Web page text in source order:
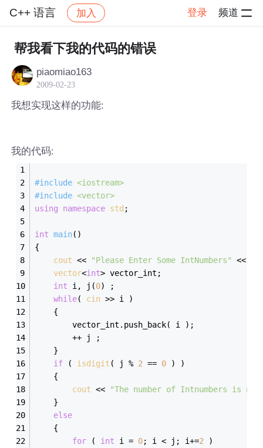
C++ 语言 加入 登录 频道
社区 C++ 语言 帖子详情
帮我看下我的代码的错误
piaomiao163
2009-02-23
我想实现这样的功能:
我的代码:
#include <iostream>
#include <vector>
using
namespace std ;
int main()
{
cout << "Please Enter Some IntNumbers" <<
vector<int> vector_int;
int i, j(0) ;
while( cin >> i )
	{
		vector_int.push_back( i );
		++ j ;
	}
if ( isdigit ( j % 2 == 0 ) )
	{
cout <<
"The number of Intnumbers is not
	}
else
	{
for ( int i = 0; i < j; i+=2 )